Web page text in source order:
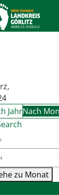
JahrNach
zu Monat